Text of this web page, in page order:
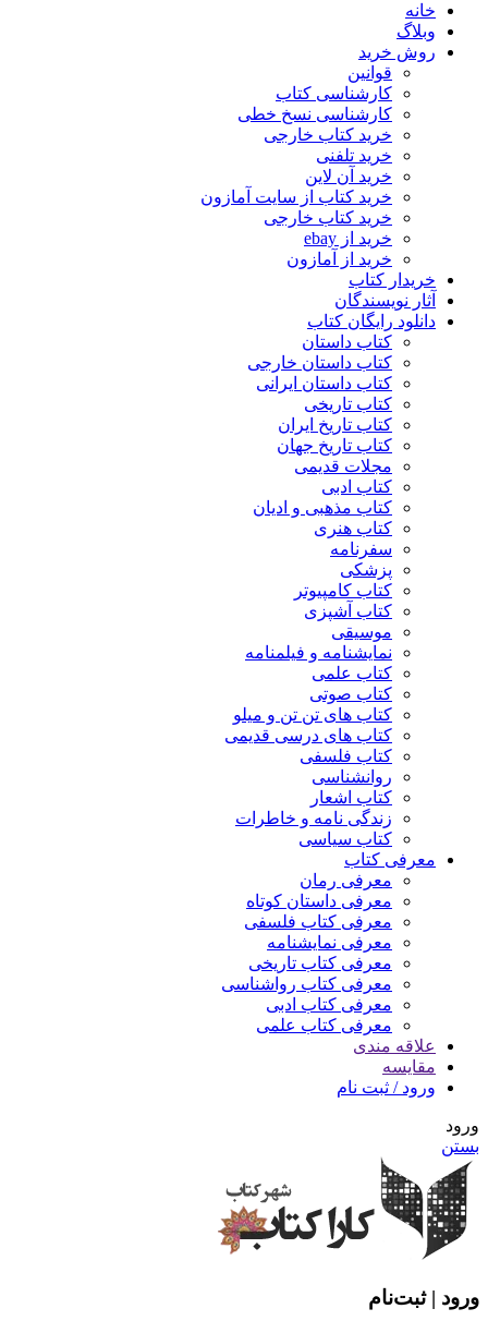
خانه
وبلاگ
روش خرید
قوانین
کارشناسی کتاب
کارشناسی نسخ خطی
خرید کتاب خارجی
خرید تلفنی
خرید آن لاین
خرید کتاب از سایت آمازون
خرید کتاب خارجی
خرید از ebay
خرید از آمازون
خریدار کتاب
آثار نویسندگان
دانلود رایگان کتاب
کتاب داستان
کتاب داستان خارجی
کتاب داستان ایرانی
کتاب تاریخی
کتاب تاریخ ایران
کتاب تاریخ جهان
مجلات قدیمی
کتاب ادبی
کتاب مذهبی و ادیان
کتاب هنری
سفرنامه
پزشکی
کتاب کامپیوتر
کتاب آشپزی
موسیقی
نمایشنامه و فیلمنامه
کتاب علمی
کتاب صوتی
کتاب های تن تن و میلو
کتاب های درسی قدیمی
کتاب فلسفی
روانشناسی
کتاب اشعار
زندگی نامه و خاطرات
کتاب سیاسی
معرفی کتاب
معرفی رمان
معرفی داستان کوتاه
معرفی کتاب فلسفی
معرفی نمایشنامه
معرفی کتاب تاریخی
معرفی کتاب رواشناسی
معرفی کتاب ادبی
معرفی کتاب علمی
علاقه مندی
مقایسه
ورود / ثبت نام
ورود
بستن
ورود | ثبت‌نام